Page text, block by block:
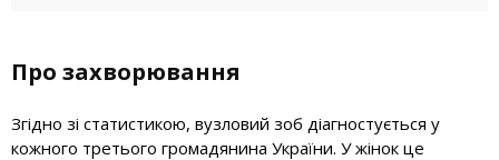
Про захворювання
Згідно зі статистикою, вузловий зоб діагностується у
кожного третього громадянина України. У жінок це